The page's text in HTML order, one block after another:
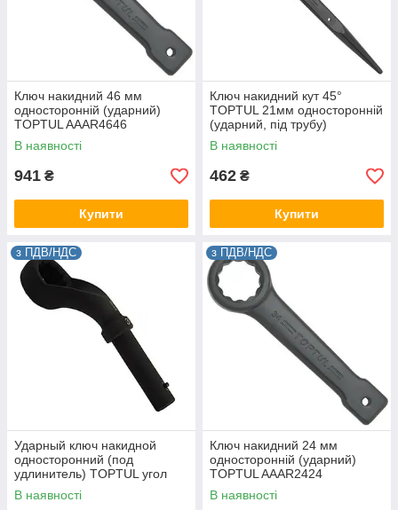
Ключ накидний 46 мм
односторонній (ударний)
TOPTUL AAAR4646
В наявності
941 ₴
Купити
Ключ накидний кут 45°
TOPTUL 21мм односторонній
(ударний, під трубу)
AAAS2121
В наявності
462 ₴
Купити
з ПДВ/НДС
Ударный ключ накидной
односторонний (под
удлинитель) TOPTUL угол
45° 60мм AAAV6060
В наявності
з ПДВ/НДС
Ключ накидний 24 мм
односторонній (ударний)
TOPTUL AAAR2424
В наявності